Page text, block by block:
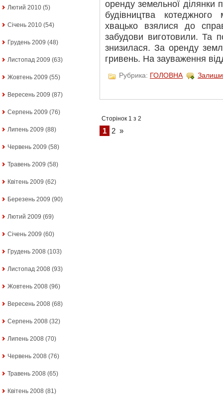
Лютий 2010 (5)
Січень 2010 (54)
Грудень 2009 (48)
Листопад 2009 (63)
Жовтень 2009 (55)
Вересень 2009 (87)
Серпень 2009 (76)
Липень 2009 (88)
Червень 2009 (58)
Травень 2009 (58)
Квітень 2009 (62)
Березень 2009 (90)
Лютий 2009 (69)
Січень 2009 (60)
Грудень 2008 (103)
Листопад 2008 (93)
Жовтень 2008 (96)
Вересень 2008 (68)
Серпень 2008 (32)
Липень 2008 (70)
Червень 2008 (76)
Травень 2008 (65)
Квітень 2008 (81)
оренду земельної
будівництва котеджного
хвацько взялися до
забудови виготовили. Та
знизилася. За оренду
гривень. На зауваження
Рубрика: ГОЛОВНА
Сторінок 1 з 2
1 2 »